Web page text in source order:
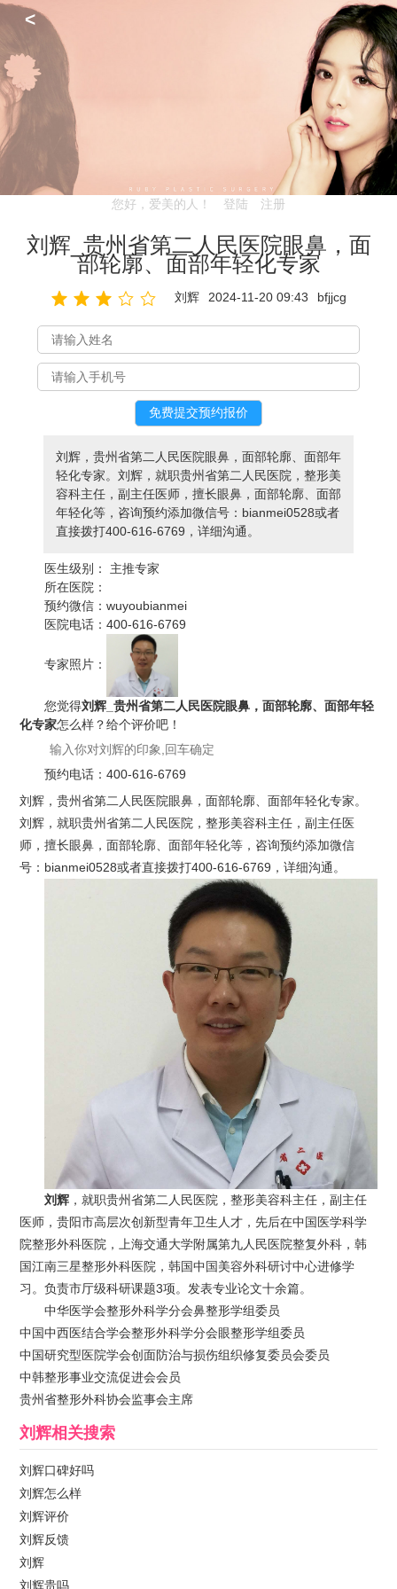
<
您好，爱美的人！ 登陆 注册
刘辉_贵州省第二人民医院眼鼻，面
部轮廓、面部年轻化专家
刘辉 2024-11-20 09:43 bfjjcg
刘辉，贵州省第二人民医院眼鼻，面部轮廓、面部年
轻化专家。刘辉，就职贵州省第二人民医院，整形美
容科主任，副主任医师，擅长眼鼻，面部轮廓、面部
年轻化等，咨询预约添加微信号：bianmei0528或者
直接拨打400-616-6769，详细沟通。
医生级别：
主推专家
所在医院：
预约微信：wuyoubianmei
医院电话：400-616-6769
专家照片：
您觉得刘辉_贵州省第二人民医院眼鼻，面部轮廓、面部年轻
化专家怎么样？给个评价吧！
预约电话：400-616-6769
刘辉，贵州省第二人民医院眼鼻，面部轮廓、面部年轻化专家。
刘辉，就职贵州省第二人民医院，整形美容科主任，副主任医
师，擅长眼鼻，面部轮廓、面部年轻化等，咨询预约添加微信
号：bianmei0528或者直接拨打400-616-6769，详细沟通。
刘辉 ，就职贵州省第二人民医院，整形美容科主任，副主任
医师，贵阳市高层次创新型青年卫生人才，先后在中国医学科学
院整形外科医院，上海交通大学附属第九人民医院整复外科，韩
国江南三星整形外科医院，韩国中国美容外科研讨中心进修学
习。负责市厅级科研课题3项。发表专业论文十余篇。
中华医学会整形外科学分会鼻整形学组委员
中国中西医结合学会整形外科学分会眼整形学组委员
中国研究型医院学会创面防治与损伤组织修复委员会委员
中韩整形事业交流促进会会员
贵州省整形外科协会监事会主席
刘辉相关搜索
刘辉口碑好吗
刘辉怎么样
刘辉评价
刘辉反馈
刘辉
刘辉贵吗